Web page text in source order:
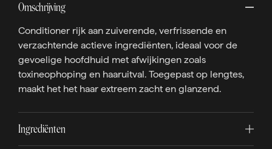
Omschrijving
Conditioner rijk aan zuiverende, verfrissende en
verzachtende actieve ingrediënten, ideaal voor de
gevoelige hoofdhuid met afwijkingen zoals
toxineophoping en haaruitval. Toegepast op lengtes,
maakt het het haar extreem zacht en glanzend.
Ingrediënten